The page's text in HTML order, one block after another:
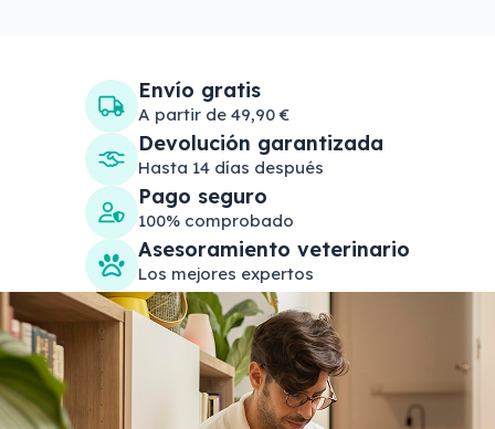
Envío gratis
A partir de 49,90 €
Devolución garantizada
Hasta 14 días después
Pago seguro
100% comprobado
Asesoramiento veterinario
Los mejores expertos